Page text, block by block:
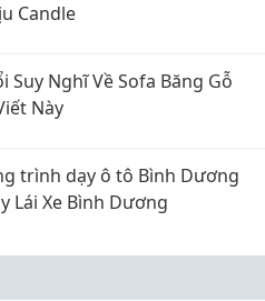
Candle
Suy Nghĩ Về Sofa Băng Gỗ
Này
trình dạy ô tô Bình Dương
Lái Xe Bình Dương